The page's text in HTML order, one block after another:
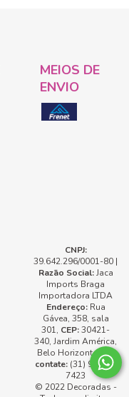
MEIOS DE
ENVIO
CNPJ:
39.642.296/0001-80 |
Razão Social:Jaca
Imports Braga
Importadora LTDA
Endereço:Rua
Gávea, 358, sala
301, CEP:30421-
340, Jardim América,
Belo Horizonte, MG
contate: (31) 99737-
7423
© 2022 Decoradas -